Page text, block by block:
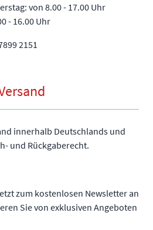
von 8.00 - 17.00 Uhr
- 16.00 Uhr
2151
innerhalb Deutschlands und
und Rückgaberecht.
zum kostenlosen Newsletter an
Sie von exklusiven Angeboten